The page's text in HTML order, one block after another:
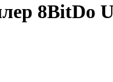
8BitDo